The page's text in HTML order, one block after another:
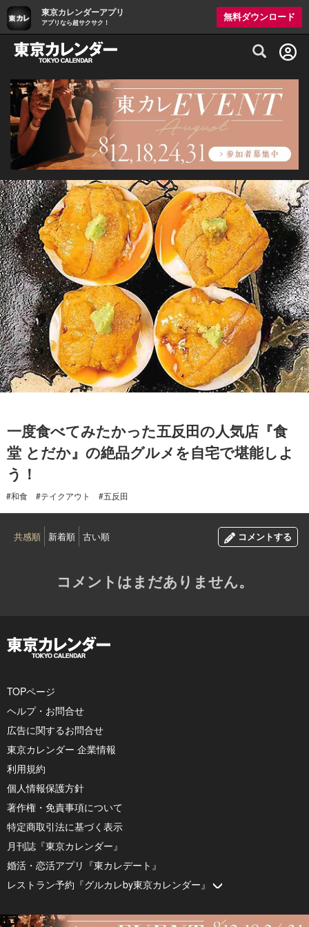
東京カレンダーアプリ
アプリなら超サクサク！
無料ダウンロード
グルメ情報・プレミアムレストラン予約
一度食べてみたかった五反田の人気店『食
堂 とだか』の絶品グルメを自宅で堪能しよ
う！
#和食 #テイクアウト #五反田
共感順 新着順 古い順 コメントする
コメントはまだありません。
TOPページ
ヘルプ・お問合せ
広告に関するお問合せ
東京カレンダー 企業情報
利用規約
個人情報保護方針
著作権・免責事項について
特定商取引法に基づく表示
月刊誌『東京カレンダー』
婚活・恋活アプリ『東カレデート』
レストラン予約『グルカレby東京カレンダー』